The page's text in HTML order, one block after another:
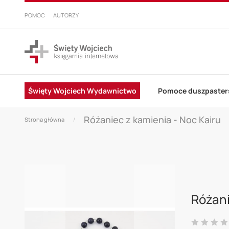
PRZEJDŹ
DO
POMOC AUTORZY
Święty Wojciech Wydawnictwo Pomoce
Strona główna Różaniec z kamienia - Noc Kairu
Ocena: